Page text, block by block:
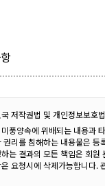
저작권법 및 개인정보보호
풍양속에 위배되는 내용과
권리를 침해하는 내용물은 등
는 결과의 모든 책임은 회원
요청시에 삭제가능합니다.